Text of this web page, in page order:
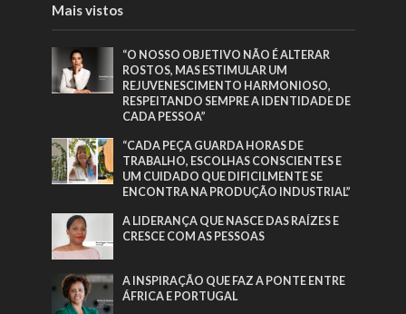
Mais vistos
“O NOSSO OBJETIVO NÃO É ALTERAR
ROSTOS, MAS ESTIMULAR UM
REJUVENESCIMENTO HARMONIOSO,
RESPEITANDO SEMPRE A IDENTIDADE DE
CADA PESSOA”
“CADA PEÇA GUARDA HORAS DE
TRABALHO, ESCOLHAS CONSCIENTES E
UM CUIDADO QUE DIFICILMENTE SE
ENCONTRA NA PRODUÇÃO INDUSTRIAL”
A LIDERANÇA QUE NASCE DAS RAÍZES E
CRESCE COM AS PESSOAS
A INSPIRAÇÃO QUE FAZ A PONTE ENTRE
ÁFRICA E PORTUGAL